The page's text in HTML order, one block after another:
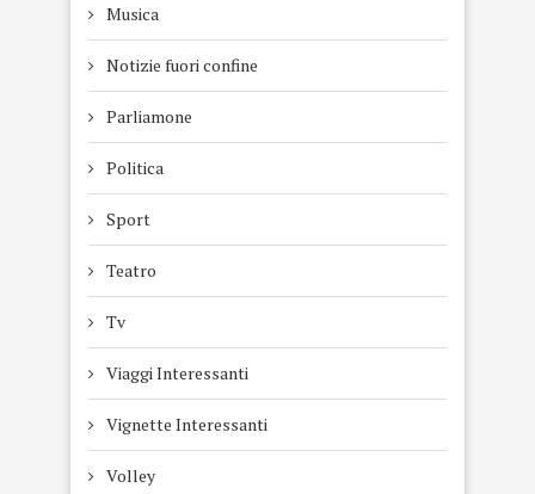
Musica
Notizie fuori confine
Parliamone
Politica
Sport
Teatro
Tv
Viaggi Interessanti
Vignette Interessanti
Volley